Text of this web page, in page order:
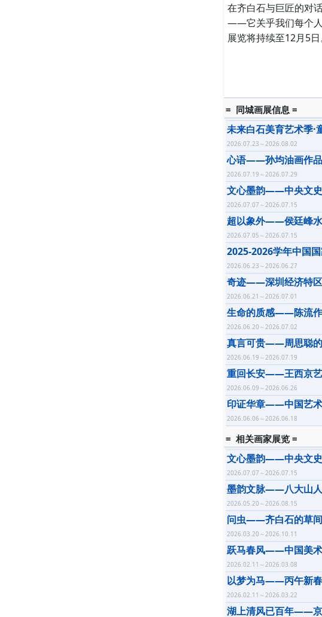
在齐白石与巨匠的对
——它关乎我们每个人
展览将持续至12月5日
= 同城画展信息 =
未来白石美育艺术季·
2026.07.23～2026.08.02
心语——孙均油画作
2026.07.19～2026.07.29
文心墨韵——中央文
2026.07.07～2026.07.15
超以象外——侯廷峰
2026.07.05～2026.07.15
2025-2026学年中国
2026.06.23～2026.06.27
奇迹——深圳经济特
2026.06.21～2026.07.01
生命的质感——陈流
2026.06.20～2026.07.02
真言可贵——周思聪
2026.06.19～2026.07.19
重回长安——王西京
2026.06.09～2026.06.26
印证华章——中国艺
2026.06.06～2026.06.18
= 相关画家展览 =
文心墨韵——中央文
2026.07.07～2026.07.15
墨韵文脉——八大山人
2026.05.20～2026.08.15
问虫——齐白石的草
2026.03.20～2026.10.11
跃马春风——中国美
2026.02.11～2026.03.08
以梦为马——丙午新
2026.02.11～2026.03.22
湖上清风已百年——